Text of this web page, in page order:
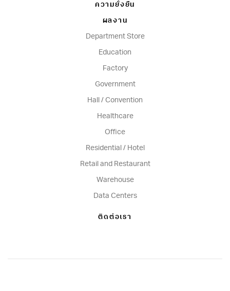
ความยั่งยืน
ผลงาน
Department Store
Education
Factory
Government
Hall / Convention
Healthcare
Office
Residential / Hotel
Retail and Restaurant
Warehouse
Data Centers
ติดต่อเรา